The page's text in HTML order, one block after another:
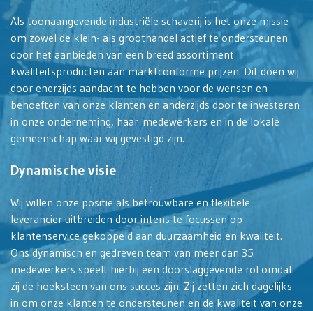
Als toonaangevende industriële schaverij is het onze missie
om zowel de klein- als groothandel actief te ondersteunen
door het aanbieden van een breed assortiment
kwaliteitsproducten aan marktconforme prijzen. Dit doen wij
door enerzijds aandacht te hebben voor de wensen en
behoeften van onze klanten en anderzijds door te investeren
in onze onderneming, haar medewerkers en in de lokale
gemeenschap waar wij gevestigd zijn.
Dynamische visie
Wij willen onze positie als betrouwbare en flexibele
leverancier uitbreiden door intens te focussen op
klantenservice gekoppeld aan duurzaamheid en kwaliteit.
Ons dynamisch en gedreven team van meer dan 35
medewerkers speelt hierbij een doorslaggevende rol omdat
zij de hoeksteen van ons succes zijn. Zij zetten zich dagelijks
in om onze klanten te ondersteunen en de kwaliteit van onze